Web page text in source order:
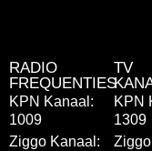
RADIO
FREQUENTIES
KPN Kanaal:
1009
Ziggo Kanaal:
TV
KPN
1309
Ziggo